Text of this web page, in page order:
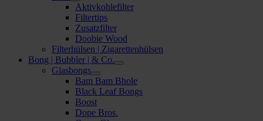
Aktivkohlefilter
Filtertips
Zusatzfilter
Doobie Wood
Filterhülsen | Zigarettenhülsen
Bong | Bubbler | & Co.
Glasbongs
Bam Bam Bhole
Black Leaf Bongs
Boost
Dope Bros.